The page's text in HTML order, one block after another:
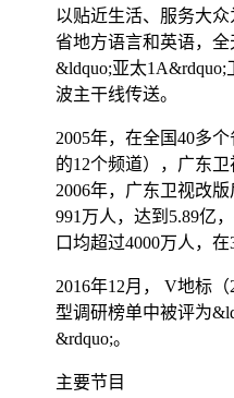
以贴近生活、服务大
省地方语言和英语，
&ldquo;亚太
波主干线传送。
2005年，在全国40多
的12个频道），广东卫
2006年，广东卫视改
991万人，达到5.89亿
口均超过4000万人，
2016年12月， V地标
型调研榜单中被评为
&rdquo;。
主要节目